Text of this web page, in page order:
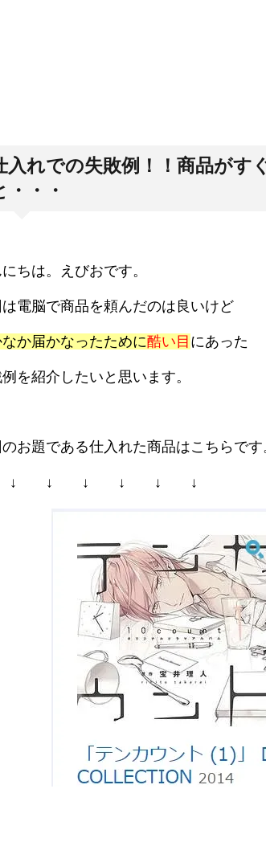
入れでの失敗例！！商品がす
・・・
ちは。えびおです。
電脳で商品を頼んだのは良いけど
か届かなったために酷い目 にあった
を紹介したいと思います。
お題である仕入れた商品はこちらです
↓ ↓ ↓ ↓ ↓ ↓